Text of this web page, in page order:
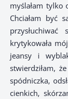
myślałam tylko
Chciałam być
krytykowała
jeansy i
stwierdziłam,
spódniczka,
cienkich,